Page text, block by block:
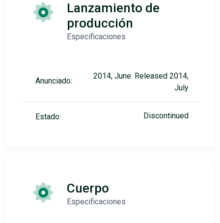
Lanzamiento de
producción
Especificaciones
Anunciado:
2014, June. Released 2014,
July
Estado: Discontinued
Cuerpo
Especificaciones